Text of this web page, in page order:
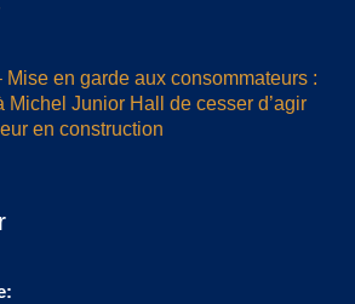
en garde aux consommateurs :
Michel Junior Hall de cesser d’agir
en construction